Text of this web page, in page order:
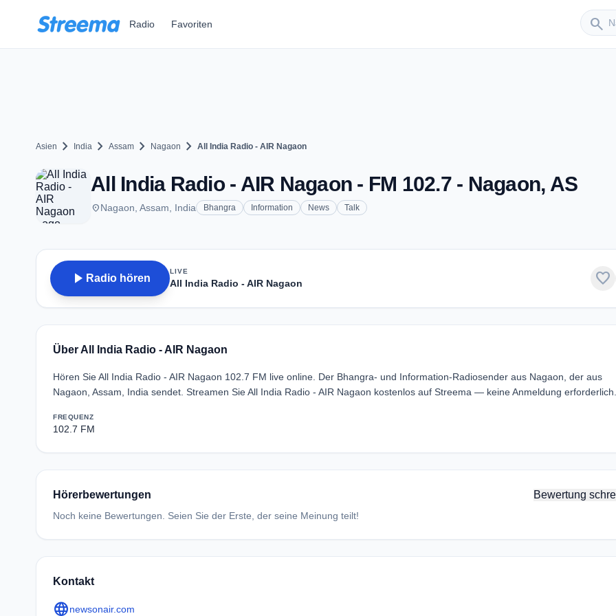
Radio Favoriten search
Sender
Asien chevron_right India chevron_right Assam chevron_right Nagaon chevron_right All India Radio - AIR Nagaon
All India Radio - AIR Nagaon - FM 102.7 - Nagaon, AS
placeNagaon, Assam, India Bhangra Information News Talk
play_arrow Radio hören
LIVE
All India Radio - AIR Nagaon favorite
Über All India Radio - AIR Nagaon
Hören Sie All India Radio - AIR Nagaon 102.7 FM live online. Der Bhangra- und Information-Radiosender aus Nagaon, der aus
Nagaon, Assam, India sendet. Streamen Sie All India Radio - AIR Nagaon kostenlos auf Streema — keine Anmeldung erforderlich.
FREQUENZ
102.7 FM
Hörerbewertungen Bewertung
Noch keine Bewertungen. Seien Sie der Erste, der seine Meinung teilt!
Kontakt
languagenewsonair.com